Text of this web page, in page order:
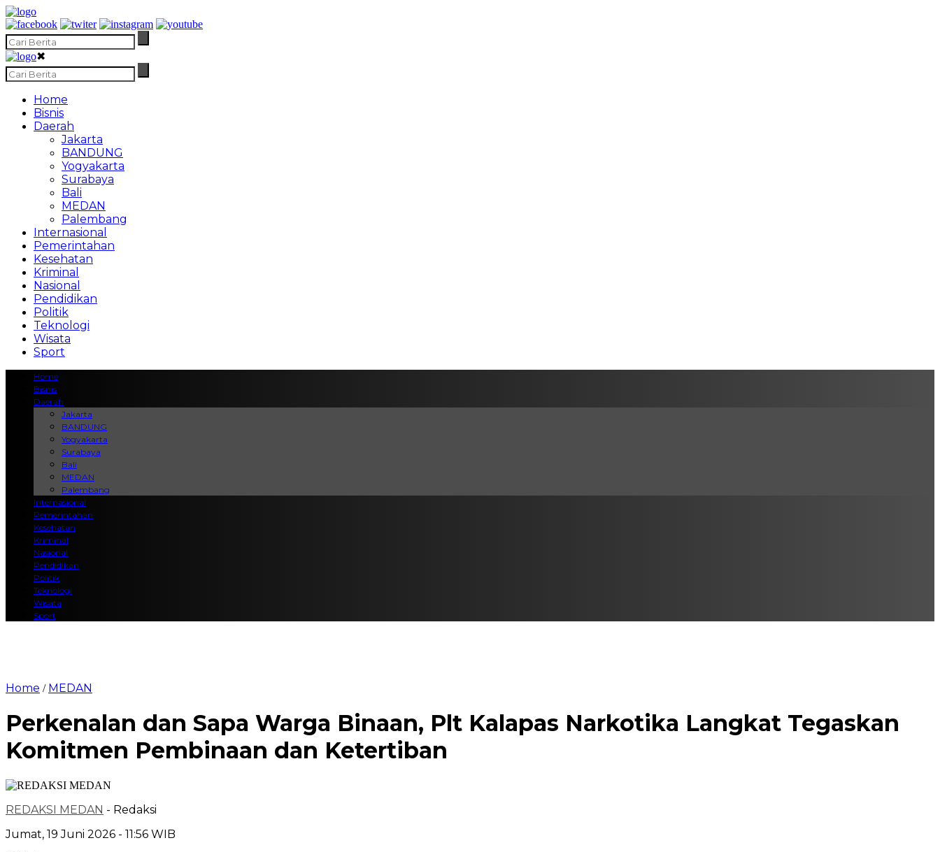
✖
Home
Bisnis
Daerah
Jakarta
BANDUNG
Yogyakarta
Surabaya
Bali
MEDAN
Palembang
Internasional
Pemerintahan
Kesehatan
Kriminal
Nasional
Pendidikan
Politik
Teknologi
Wisata
Sport
Home
Bisnis
Daerah
Jakarta
BANDUNG
Yogyakarta
Surabaya
Bali
MEDAN
Palembang
Internasional
Pemerintahan
Kesehatan
Kriminal
Nasional
Pendidikan
Politik
Teknologi
Wisata
Sport
Home / MEDAN
Perkenalan dan Sapa Warga Binaan, Plt Kalapas Narkotika Langkat Tegaskan
Komitmen Pembinaan dan Ketertiban
REDAKSI MEDAN - Redaksi
Jumat, 19 Juni 2026 - 11:56 WIB